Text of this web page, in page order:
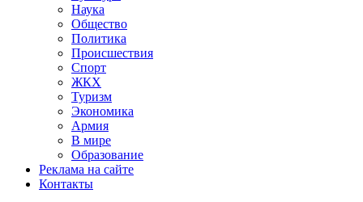
Наука
Общество
Политика
Происшествия
Спорт
ЖКХ
Туризм
Экономика
Армия
В мире
Образование
Реклама на сайте
Контакты